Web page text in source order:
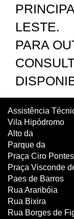
LESTE.
PARA
Assistência
Vila Hipódromo
Alto da
Parque da
Praça Ciro Pontes
Praça Visconde
Paes de Barros
Rua Araribóia
Rua Bixira
Rua Borges de